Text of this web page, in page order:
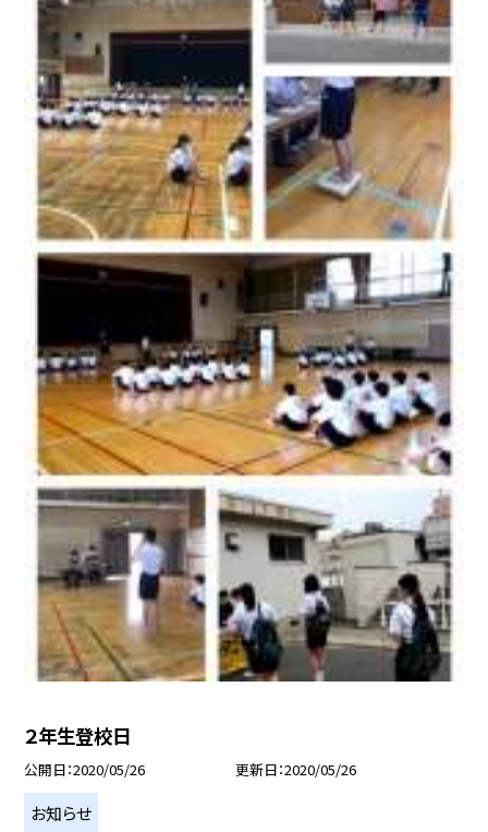
２年生登校日
公開日 2020/05/26 更新日 2020/05/26
お知らせ